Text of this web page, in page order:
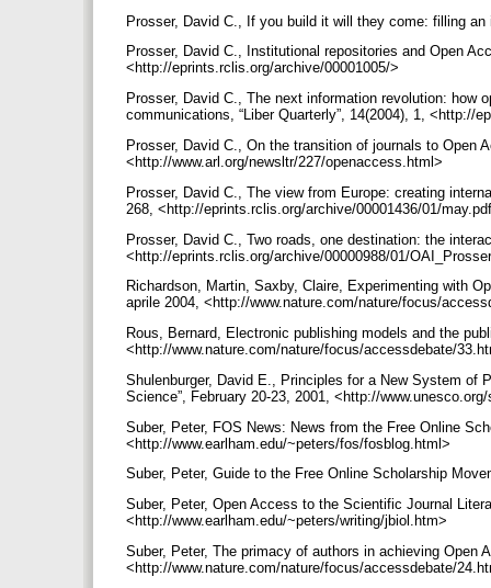
Prosser, David C., If you build it will they come: filling
Prosser, David C., Institutional repositories and Open
<http://eprints.rclis.org/archive/00001005/>
Prosser, David C., The next information revolution: how
communications, “Liber Quarterly”, 14(2004), 1, <http://
Prosser, David C., On the transition of journals to Open
<http://www.arl.org/newsltr/227/openaccess.html>
Prosser, David C., The view from Europe: creating
268, <http://eprints.rclis.org/archive/00001436/01/
Prosser, David C., Two roads, one destination: the
<http://eprints.rclis.org/archive/00000988/01/
Richardson, Martin, Saxby, Claire, Experimenting with
aprile 2004, <http://www.nature.com/nature/focus/
Rous, Bernard, Electronic publishing models and the
<http://www.nature.com/nature/focus/accessdebate/
Shulenburger, David E., Principles for a New System of
Science”, February 20-23, 2001, <http://
Suber, Peter, FOS News: News from the Free Online
<http://www.earlham.edu/~peters/fos/fosblog.html>
Suber, Peter, Guide to the Free Online Scholarship
Suber, Peter, Open Access to the Scientific Journal
<http://www.earlham.edu/~peters/writing/jbiol.htm>
Suber, Peter, The primacy of authors in achieving Open
<http://www.nature.com/nature/focus/accessdebate/